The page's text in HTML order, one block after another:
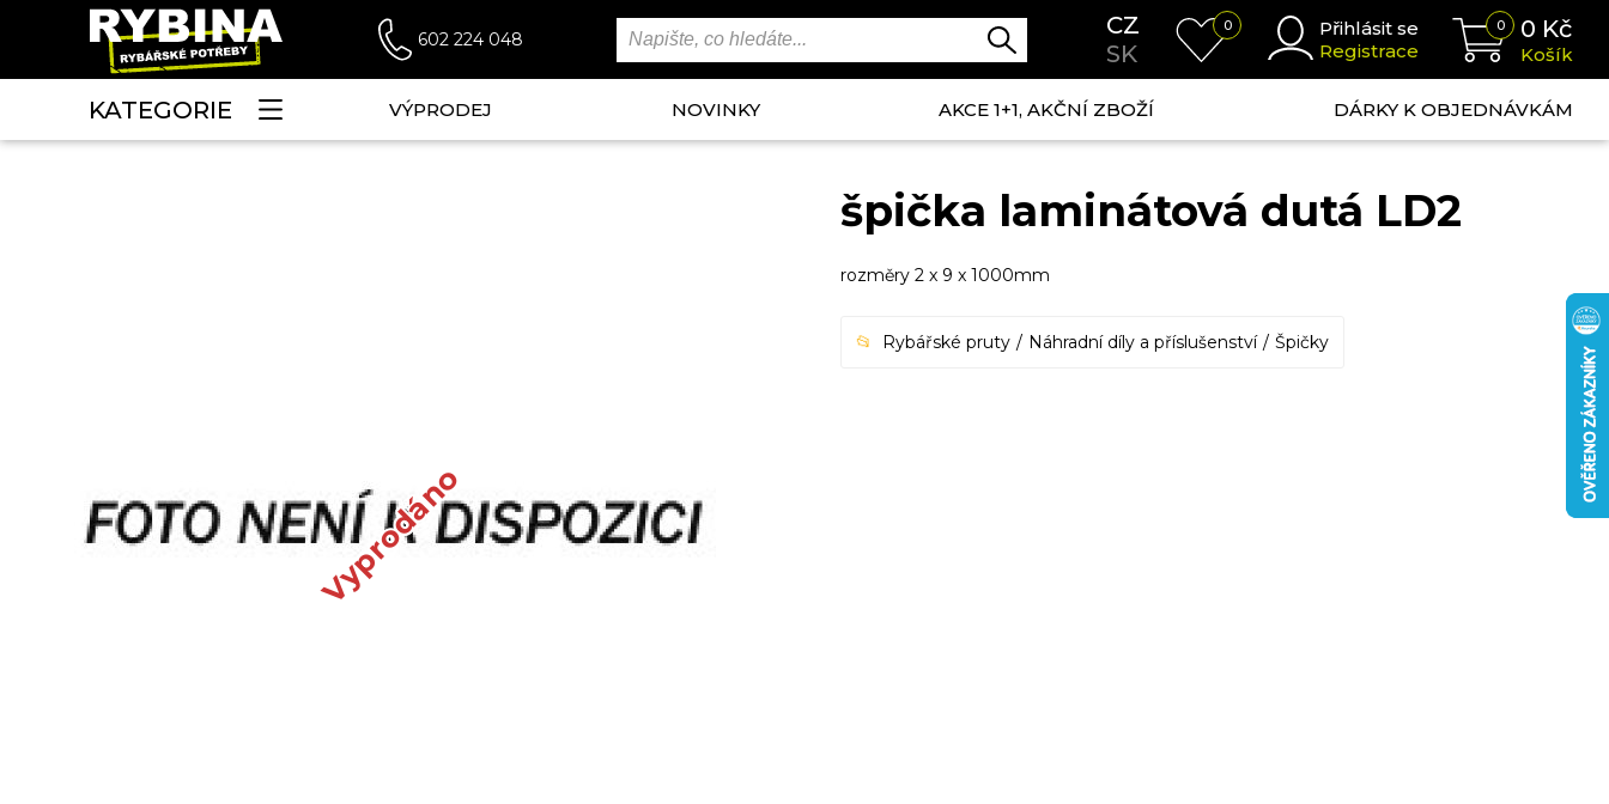
602 224 048
CZ
SK
0
Přihlásit se
Registrace
0 0 Kč
Košík
KATEGORIE VÝPRODEJ NOVINKY AKCE 1+1, AKČNÍ ZBOŽÍ DÁRKY K OBJEDNÁVKÁM
Vyprodáno
špička laminátová dutá LD2
rozměry 2 x 9 x 1000mm
Rybářské pruty Náhradní díly a příslušenství Špičky